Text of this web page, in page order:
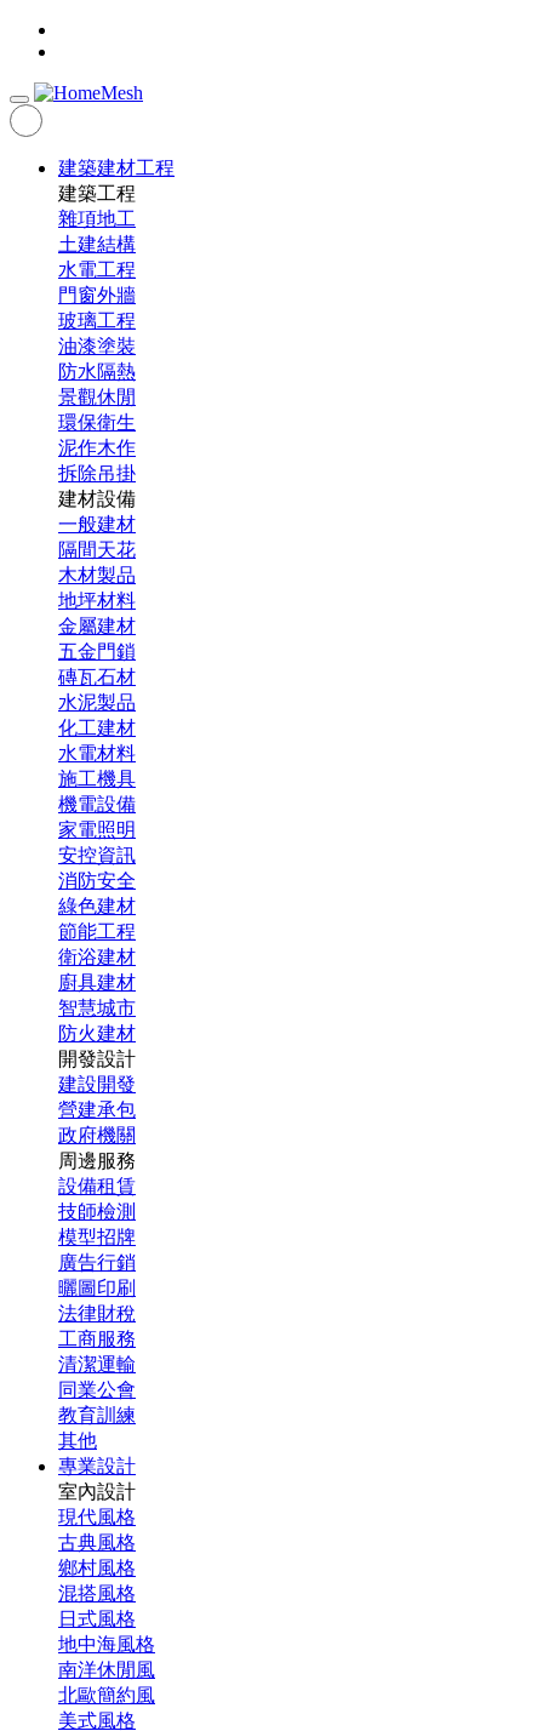
建築建材工程
建築工程
雜項地工
土建結構
水電工程
門窗外牆
玻璃工程
油漆塗裝
防水隔熱
景觀休閒
環保衛生
泥作木作
拆除吊掛
建材設備
一般建材
隔間天花
木材製品
地坪材料
金屬建材
五金門鎖
磚瓦石材
水泥製品
化工建材
水電材料
施工機具
機電設備
家電照明
安控資訊
消防安全
綠色建材
節能工程
衛浴建材
廚具建材
智慧城市
防火建材
開發設計
建設開發
營建承包
政府機關
周邊服務
設備租賃
技師檢測
模型招牌
廣告行銷
曬圖印刷
法律財稅
工商服務
清潔運輸
同業公會
教育訓練
其他
專業設計
室內設計
現代風格
古典風格
鄉村風格
混搭風格
日式風格
地中海風格
南洋休閒風
北歐簡約風
美式風格